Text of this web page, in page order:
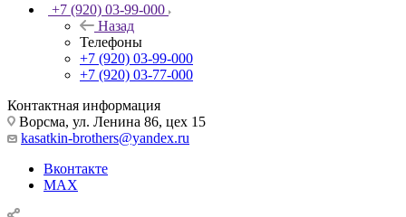
+7 (920) 03-99-000
Назад
Телефоны
+7 (920) 03-99-000
+7 (920) 03-77-000
Контактная информация
Ворсма, ул. Ленина 86, цех 15
kasatkin-brothers@yandex.ru
Вконтакте
MAX